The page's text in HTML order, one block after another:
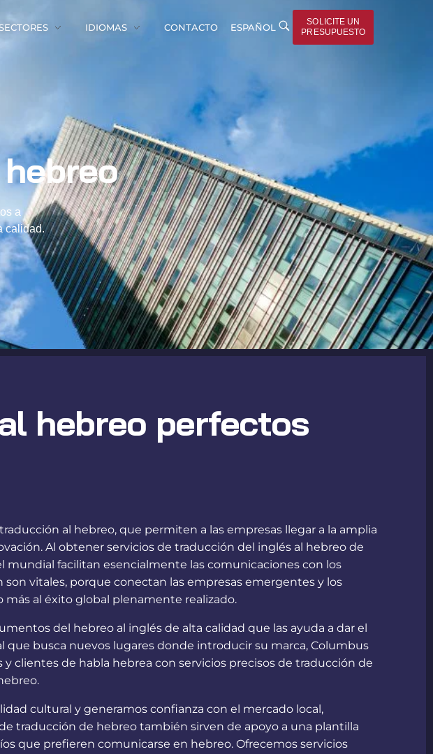
IDIOMAS CONTACTO ESPAÑOL
SOLICITE UN
PRESUPUESTO
a
calidad.
hebreo perfectos
al hebreo, que permiten a las empresas llegar a la amplia
Al obtener servicios de traducción del inglés al hebreo de
mundial facilitan esencialmente las comunicaciones con los
vitales, porque conectan las empresas emergentes y los
al éxito global plenamente realizado.
del hebreo al inglés de alta calidad que las ayuda a dar el
busca nuevos lugares donde introducir su marca, Columbus
clientes de habla hebrea con servicios precisos de traducción de
cultural y generamos confianza con el mercado local,
traducción de hebreo también sirven de apoyo a una plantilla
que prefieren comunicarse en hebreo. Ofrecemos servicios